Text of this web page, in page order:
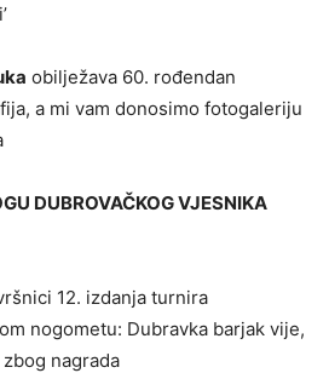
obilježava 60. rođendan
a mi vam donosimo fotogaleriju
DUBROVAČKOG VJESNIKA
12. izdanja turnira
nogometu: Dubravka barjak vije,
nagrada